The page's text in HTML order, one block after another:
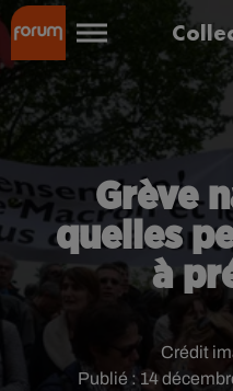
Grève
quelles
à
Publié : 14
Crédit